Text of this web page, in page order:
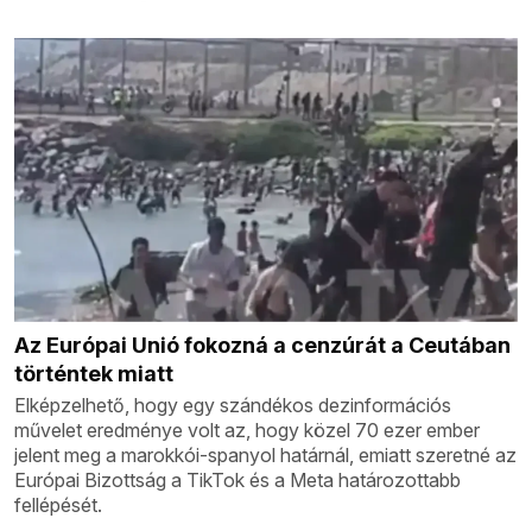
Az Európai Unió fokozná a cenzúrát a Ceutában
történtek miatt
Elképzelhető, hogy egy szándékos dezinformációs
művelet eredménye volt az, hogy közel 70 ezer ember
jelent meg a marokkói-spanyol határnál, emiatt szeretné az
Európai Bizottság a TikTok és a Meta határozottabb
fellépését.